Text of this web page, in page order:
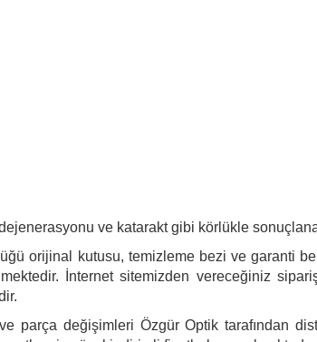
dejenerasyonu ve katarakt gibi körlükle
orijinal kutusu, temizleme bezi ve garanti
İnternet sitemizden vereceğiniz
parça değişimleri Özgür Optik tarafından